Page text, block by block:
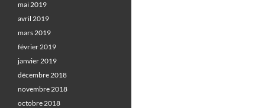
mai 2019
avril 2019
mars 2019
février 2019
janvier 2019
décembre 2018
novembre 2018
octobre 2018